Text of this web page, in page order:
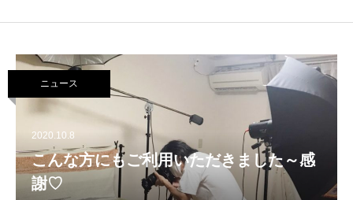
ニュース
2020.10.8
こんな方にもご利用いただきました～感
謝♡